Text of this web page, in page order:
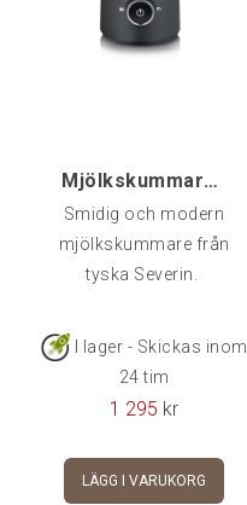
Mjölkskummare SPUMA 500, 500 ml
Smidig och modern
mjölkskummare från
tyska Severin.
I lager - Skickas inom
24 tim
1 295 kr
LÄGG I VARUKORG